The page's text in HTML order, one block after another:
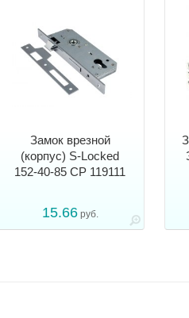
Замок врезной
(корпус) S-Locked
152-40-85 CP 119111
15.66руб.